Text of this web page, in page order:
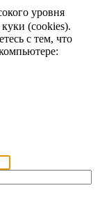
уровня
(cookies).
с тем, что